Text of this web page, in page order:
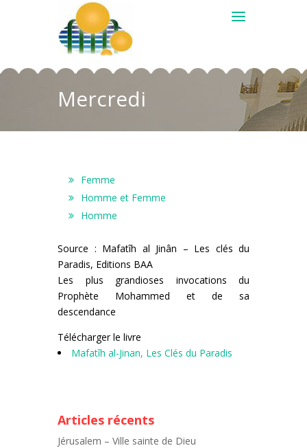
Mercredi
Femme
Homme et Femme
Homme
Source : Mafatîh al Jinân – Les clés du
Paradis, Editions BAA
Les plus grandioses invocations du
Prophète Mohammed et de sa
descendance
Télécharger le livre
Mafatîh al-Jinan, Les Clés du Paradis
Articles récents
Jérusalem – Ville sainte de Dieu